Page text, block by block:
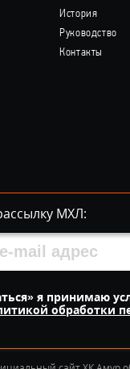
История
Руководство
Контакты
МХЛ:
я принимаю
обработки